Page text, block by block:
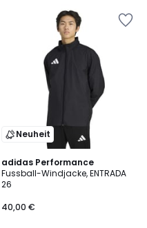
Neuheit
adidas Performance
Fussball-Windjacke, ENTRADA
26
40,00 €